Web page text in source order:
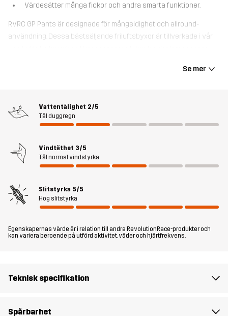
Värdesätter många fickor och andra smarta funktioner.
RVRC GP Pants är designade för mångsidighet och allround-
användning. Dessa bästsäljande friluftsbyxor är tillverkade i vår
fickor för säker förvaring, fickor för knäskydd och justerbara
maximal rörelsefrihet och bekvämlighet. Oavsett om du arbetar i
trädgården, utforskar naturen eller fixar i garaget, är dessa byxor
Modellen är 182 cm väger 85 kg och har storlek L.
Passform
Material 1 65% Polyester, 35% Bomull
Material 2 88% Polyamid, 12% Elastan
Se mer
Vattentålighet 2/5
Tål duggregn
Vindtäthet 3/5
Tål normal vindstyrka
Slitstyrka 5/5
Hög slitstyrka
Egenskapernas värde är i relation till andra RevolutionRace-produkter och
kan variera beroende på utförd aktivitet, väder och hjärtfrekvens.
Teknisk specifikation
Spårbarhet